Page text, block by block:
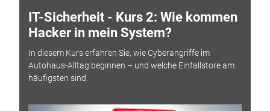
IT-Sicherheit - Kurs 2: Wie kommen
Hacker in mein System?
In diesem Kurs erfahren Sie, wie Cyberangriffe im
Autohaus-Alltag beginnen – und welche Einfallstore am
häufigsten sind.